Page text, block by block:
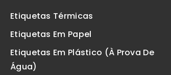
Etiquetas Térmicas
Etiquetas Em Papel
Etiquetas Em Plástico (à Prova De
Água)